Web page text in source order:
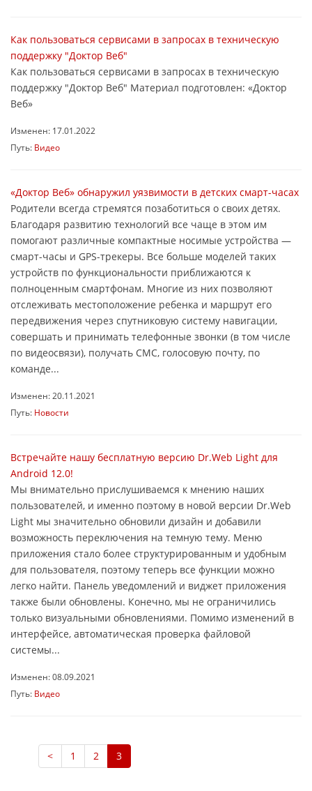
Как пользоваться сервисами в запросах в техническую
поддержку "Доктор Веб"
Как пользоваться сервисами в запросах в техническую
поддержку "Доктор Веб" Материал подготовлен: «Доктор
Веб»
Изменен: 17.01.2022
Путь: Видео
«Доктор Веб» обнаружил уязвимости в детских смарт-часах
Родители всегда стремятся позаботиться о своих детях.
Благодаря развитию технологий все чаще в этом им
помогают различные компактные носимые устройства —
смарт-часы и GPS-трекеры. Все больше моделей таких
устройств по функциональности приближаются к
полноценным смартфонам. Многие из них позволяют
отслеживать местоположение ребенка и маршрут его
передвижения через спутниковую систему навигации,
совершать и принимать телефонные звонки (в том числе
по видеосвязи), получать СМС, голосовую почту, по
команде...
Изменен: 20.11.2021
Путь: Новости
Встречайте нашу бесплатную версию Dr.Web Light для
Android 12.0!
Мы внимательно прислушиваемся к мнению наших
пользователей, и именно поэтому в новой версии Dr.Web
Light мы значительно обновили дизайн и добавили
возможность переключения на темную тему. Меню
приложения стало более структурированным и удобным
для пользователя, поэтому теперь все функции можно
легко найти. Панель уведомлений и виджет приложения
также были обновлены. Конечно, мы не ограничились
только визуальными обновлениями. Помимо изменений в
интерфейсе, автоматическая проверка файловой
системы...
Изменен: 08.09.2021
Путь: Видео
< 1 2 3